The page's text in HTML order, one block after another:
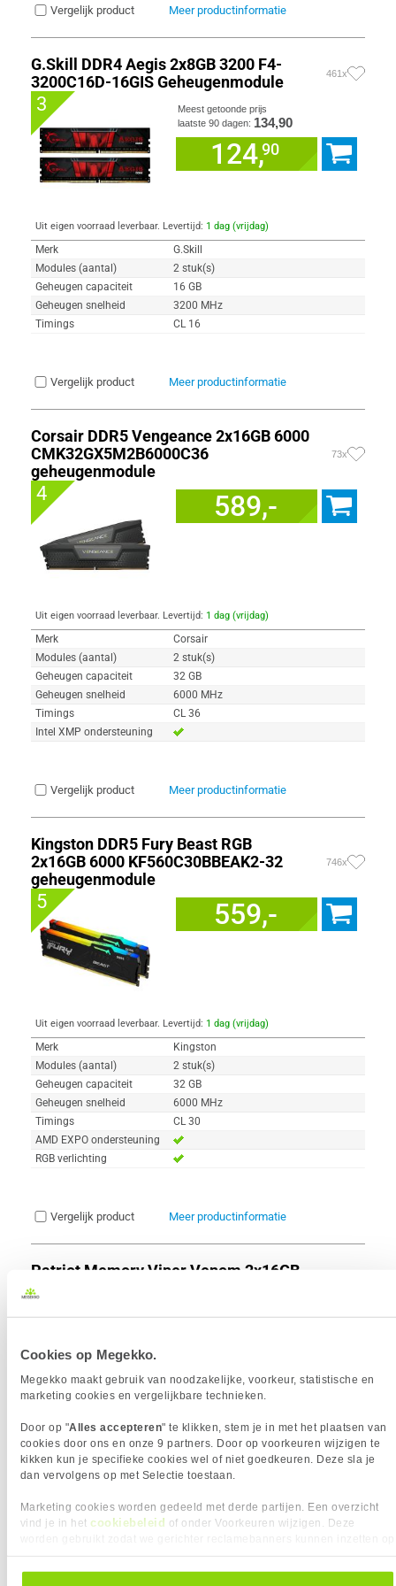
Cookies op Megekko.
Megekko maakt gebruik van noodzakelijke, voorkeur, statistische en
marketing cookies en vergelijkbare technieken.
Door op "Alles accepteren" te klikken, stem je in met het plaatsen van
cookies door ons en onze 9 partners. Door op voorkeuren wijzigen te
kikken kun je specifieke cookies wel of niet goedkeuren. Deze sla je
dan vervolgens op met Selectie toestaan.
Marketing cookies worden gedeeld met derde partijen. Een overzicht
vind je in het cookiebeleid of onder Voorkeuren wijzigen. Deze
alle cookies. Je kunt je gegeven toestemming altijd intrekken, dit doe je
Vergelijk product Meer productinformatie
G.Skill DDR4 Aegis 2x8GB 3200 F4-
3200C16D-16GIS Geheugenmodule
461x
3
Meest getoonde prijs
laatste 90 dagen: 134,90
124,90
Uit eigen voorraad leverbaar. Levertijd: 1 dag (vrijdag)
Merk
G.Skill
Modules (aantal)
2 stuk(s)
Geheugen capaciteit
16 GB
Geheugen snelheid
3200 MHz
Timings
CL 16
Vergelijk product Meer productinformatie
Corsair DDR5 Vengeance 2x16GB 6000
CMK32GX5M2B6000C36
geheugenmodule
73x
4 589,-
Uit eigen voorraad leverbaar. Levertijd: 1 dag (vrijdag)
Merk
Corsair
Modules (aantal)
2 stuk(s)
Geheugen capaciteit
32 GB
Geheugen snelheid
6000 MHz
Timings
CL 36
Intel XMP ondersteuning
Vergelijk product Meer productinformatie
Kingston DDR5 Fury Beast RGB
2x16GB 6000 KF560C30BBEAK2-32
geheugenmodule
746x
5 559,-
Uit eigen voorraad leverbaar. Levertijd: 1 dag (vrijdag)
Merk
Kingston
Modules (aantal)
2 stuk(s)
Geheugen capaciteit
32 GB
Geheugen snelheid
6000 MHz
Timings
CL 30
AMD EXPO ondersteuning
RGB verlichting
Vergelijk product Meer productinformatie
Patriot Memory Viper Venom 2x16GB
6000Mhz CL30 PVV532G600C30K
geheugenmodule
Uit eigen voorraad leverbaar. Levertijd:1 dag (vrijdag)
Merk
Patriot
Geheugen capaciteit
32 GB
Geheugen snelheid
6000 MHz